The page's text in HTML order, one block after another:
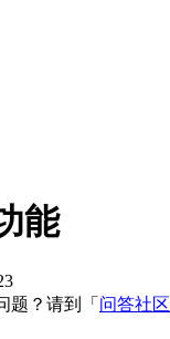
能
题？请到「 问答社区